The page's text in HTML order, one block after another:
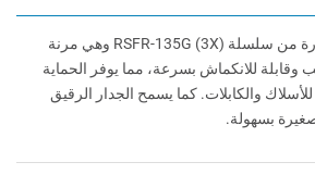
هي أنابيب منكمشة بالحرارة من سلسلة RSFR-135G (3X) وهي مرنة
وقابلة للانكماش بسرعة، مما يوفر الحماية
والكابلات. كما يسمح الجدار الرقيق
بسهولة.